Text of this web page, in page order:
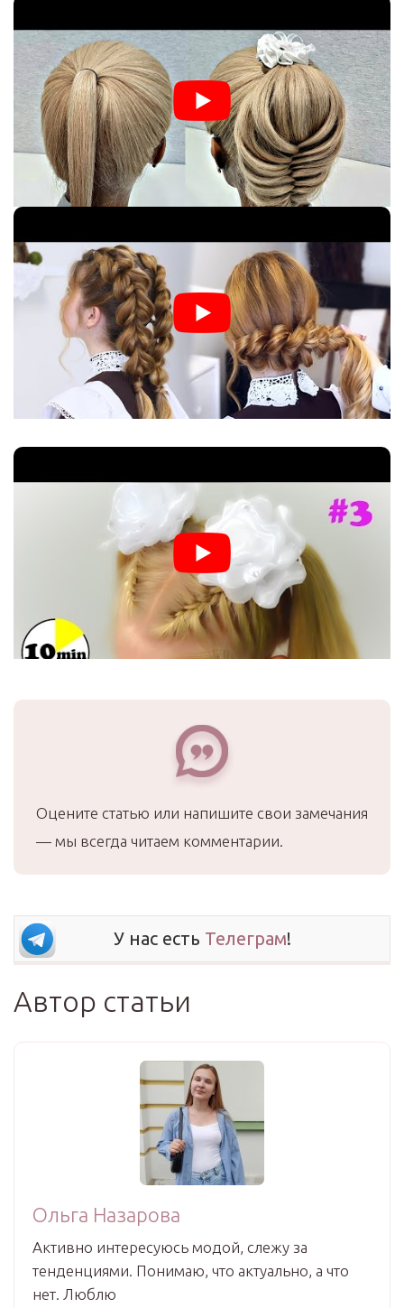
Оцените статью или напишите свои замечания
— мы всегда читаем комментарии.
У нас есть Телеграм!
Автор статьи
Ольга Назарова
Активно интересуюсь модой, слежу за
тенденциями. Понимаю, что актуально, а что
нет. Люблю